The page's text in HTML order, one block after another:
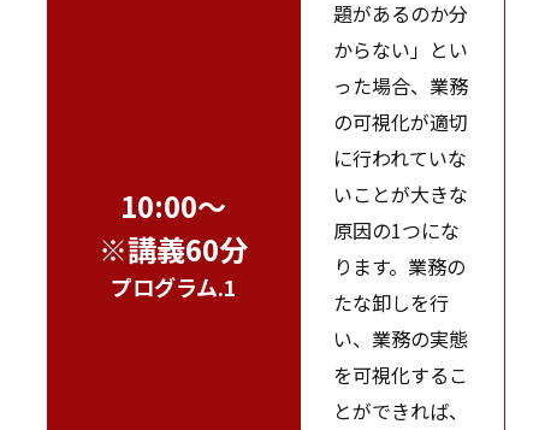
10:00～
※講義60分
プログラム.1
題があるのか分
からない」とい
った場合、業務
の可視化が適切
に行われていな
いことが大きな
原因の1つにな
ります。業務の
たな卸しを行
い、業務の実態
を可視化するこ
とができれば、